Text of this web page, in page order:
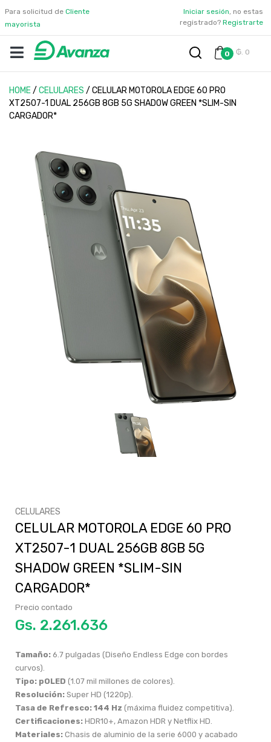
Para solicitud de Cliente
mayorista
Iniciar sesión, no estas
registrado? Registrarte
0 ₲. 0
HOME/ CELULARES / CELULAR MOTOROLA EDGE 60 PRO
XT2507-1 DUAL 256GB 8GB 5G SHADOW GREEN *SLIM-SIN
CARGADOR*
CELULARES
CELULAR MOTOROLA EDGE 60 PRO
XT2507-1 DUAL 256GB 8GB 5G
SHADOW GREEN *SLIM-SIN
CARGADOR*
Precio contado
Gs.
Tamaño: 6.7 pulgadas (Diseño Endless Edge con bordes
curvos).
Tipo: pOLED (1.07 mil millones de colores).
Resolución: Super HD (1220p).
Tasa de Refresco: 144 Hz (máxima fluidez competitiva).
Certificaciones: HDR10+, Amazon HDR y Netflix HD.
Materiales: Chasis de aluminio de la serie 6000 y acabado